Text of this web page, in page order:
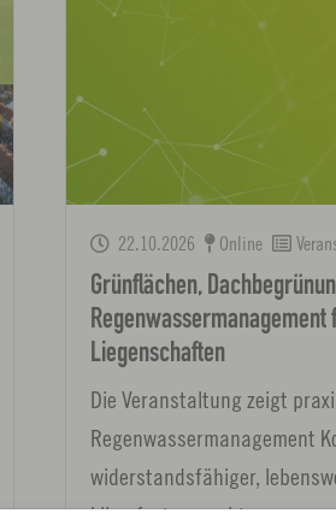
22.10.2026 Online
Grünflächen,
Regenwassermanagement
Liegenschaften
Die Veranstaltung zeigt
Regenwassermanagement
widerstandsfähiger,
klimafester macht.